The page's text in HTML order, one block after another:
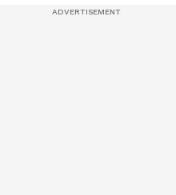
लखनऊ में भी गैस सिलेंडर